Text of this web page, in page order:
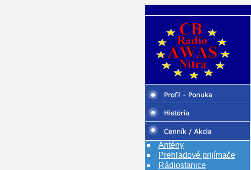
Antény
Prehľadové prijímače
Rádiostanice